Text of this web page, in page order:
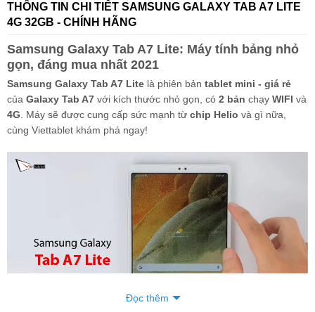
THÔNG TIN CHI TIẾT SAMSUNG GALAXY TAB A7 LITE
4G 32GB - CHÍNH HÃNG
Samsung Galaxy Tab A7 Lite: Máy tính bảng nhỏ
gọn, đáng mua nhất 2021
Samsung Galaxy Tab A7 Lite là phiên bản tablet mini - giá rẻ
của Galaxy Tab A7 với kích thước nhỏ gọn, có 2 bản chạy WIFI và
4G . Máy sẽ được cung cấp sức mạnh từ chip Helio và gì nữa,
cùng Viettablet khám phá ngay!
Đọc thêm